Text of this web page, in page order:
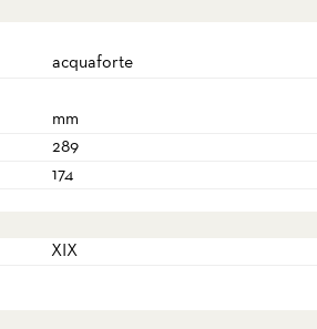
acquaforte
mm
289
174
XIX